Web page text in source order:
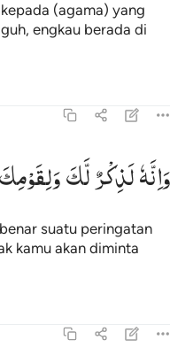
(agama) yang
engkau berada di
وانه لذكر لك ولقومك وسوف
وَإِنَّهُۥ لَذِكْرٌۭ لَّكَ وَلِقَوْمِكَ ۖ وَسَوْفَ
وَاِنَّهٗلَذِكْرٌلَّكَوَلِقَوْمِكَ ۚ
suatu peringatan
kamu akan diminta